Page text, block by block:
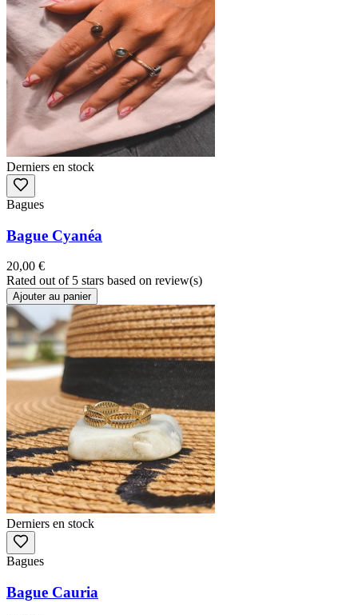
Derniers en stock
Bagues
Bague Cyanéa
20,00 €
Rated out of 5 stars based on review(s)
Ajouter au panier
Derniers en stock
Bagues
Bague Cauria